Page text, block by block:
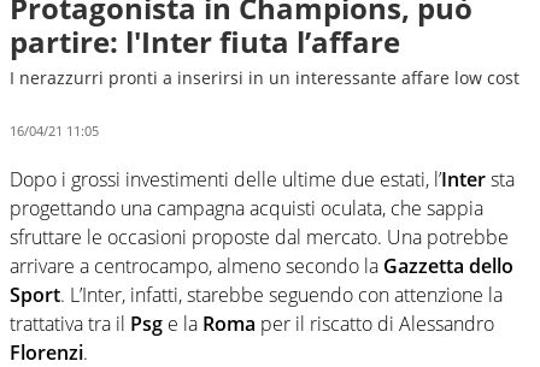
partire: l'Inter fiuta l’affare
I nerazzurri pronti a inserirsi in un interessante affare low cost
16/04/21 11:05
Dopo i grossi investimenti delle ultime due estati, l’Intersta
progettando una campagna acquisti oculata, che sappia
sfruttare le occasioni proposte dal mercato. Una potrebbe
arrivare a centrocampo, almeno secondo la Gazzetta dello
Sport. L’Inter, infatti, starebbe seguendo con attenzione la
trattativa tra il Psg e la Roma per il riscatto di Alessandro
Florenzi.